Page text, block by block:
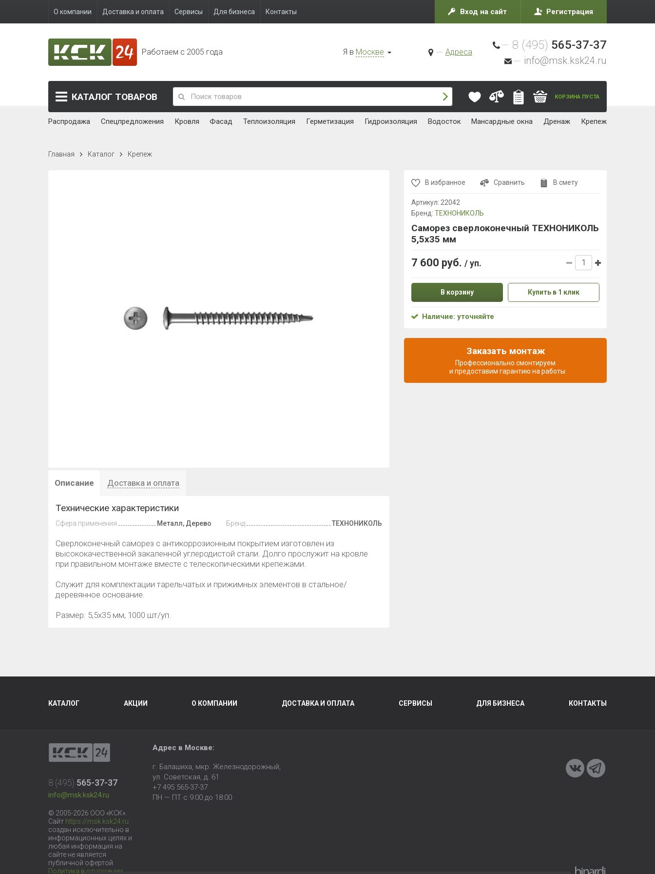
О компании Доставка и оплата Сервисы Для бизнеса Контакты Вход на сайт Регистрация
Работаем с 2005 года Я в Москве Адреса
8 (495) 565-37-37
info@msk.ksk24.ru
КАТАЛОГ ТОВАРОВ КОРЗИНА ПУСТА
Распродажа Спецпредложения Кровля Фасад Теплоизоляция Герметизация Гидроизоляция Водосток Мансардные окна Дренаж Крепеж
Главная Каталог Крепеж
Описание Доставка и оплата
Технические характеристики
Сфера применения Металл, Дерево Бренд ТЕХНОНИКОЛЬ
Сверлоконечный саморез с антикоррозионным покрытием изготовлен из
высококачественной закаленной углеродистой стали. Долго прослужит на кровле
при правильном монтаже вместе с телескопическими крепежами.
Служит для комплектации тарельчатых и прижимных элементов в стальное/
деревянное основание.
Размер: 5,5х35 мм, 1000 шт/уп.
В избранное Сравнить В смету
Артикул: 22042
Бренд: ТЕХНОНИКОЛЬ
Саморез сверлоконечный ТЕХНОНИКОЛЬ
5,5х35 мм
7 600 руб. / уп.
В корзину Купить в 1 клик
Наличие: уточняйте
Заказать монтаж
Профессионально смонтируем
и предоставим гарантию на работы
КАТАЛОГ АКЦИИ О КОМПАНИИ ДОСТАВКА И ОПЛАТА СЕРВИСЫ ДЛЯ БИЗНЕСА КОНТАКТЫ
8 (495) 565-37-37
info@msk.ksk24.ru
© 2005-2026 ООО «КСК».
Сайт https://msk.ksk24.ru
создан исключительно в
информационных целях и
любая информация на
сайте не является
публичной офертой.
Политика в отношении
Адрес в Москве:
г. Балашиха, мкр. Железнодорожный,
ул. Советская, д. 61
+7 495 565-37-37
ПН — ПТ с 9:00 до 18:00